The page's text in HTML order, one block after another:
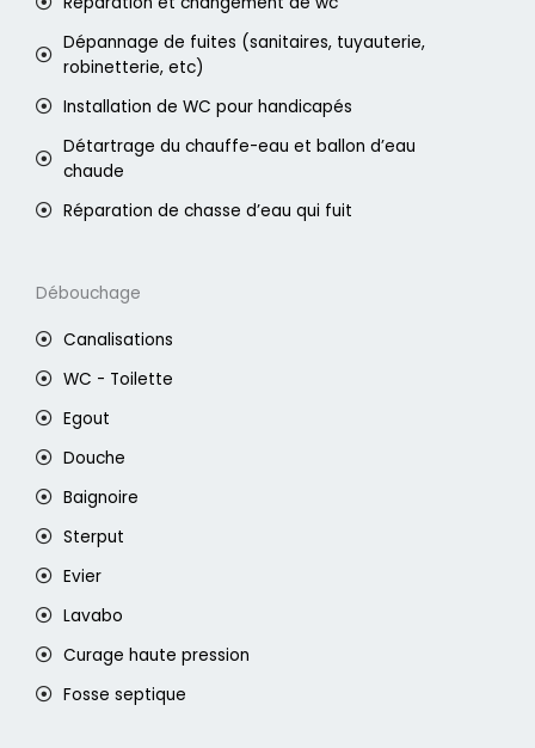
Dépannage de fuites (sanitaires, tuyauterie,
robinetterie, etc)
Installation de WC pour handicapés
Détartrage du chauffe-eau et ballon d’eau
chaude
Réparation de chasse d’eau qui fuit
Débouchage
Canalisations
WC - Toilette
Egout
Douche
Baignoire
Sterput
Evier
Lavabo
Curage haute pression
Fosse septique